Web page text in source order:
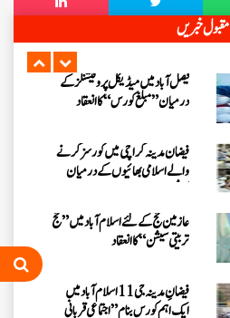
مقبول خبریں
یوسی سکندر سنگھ والا، فیصل آباد کے
اسلامی بھائیوں کا مدنی مشورہ
فیصل آباد میں میڈیکل پروفیشنلز کے
درمیان ”مبلغ کورس“ کا انعقاد
فیضان مدینہ کراچی میں کورسز کرنے
والے اسلامی بھائیوں کے درمیان
عازمین حج کے لئے اسلام آباد میں ”حج
تربیتی سیشن“ کا انعقاد
فیضانِ مدینہ جی 11 اسلام آباد میں
ایک اہم کورس بنام ” اجتماعی قربانی